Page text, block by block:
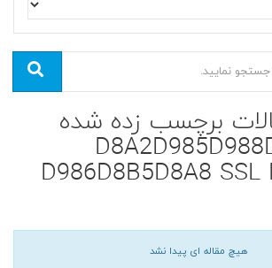
برچسب زده شده
D986D8B5D8A8 SSL
هیچ مقاله ای پیدا نشد